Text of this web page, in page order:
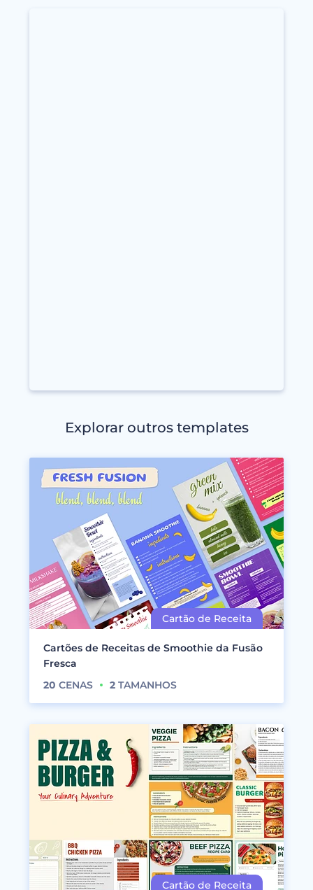
Explorar outros templates
Cartões de Receitas de Smoothie da Fusão
Fresca
20 CENAS 2 TAMANHOS